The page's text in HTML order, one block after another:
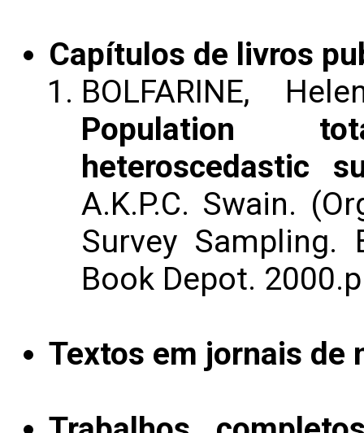
Capítulos de livros
BOLFARINE,
Population
heteroscedastic
A.K.P.C. Swain.
Survey Sampling.
Book Depot.
Textos em jornais